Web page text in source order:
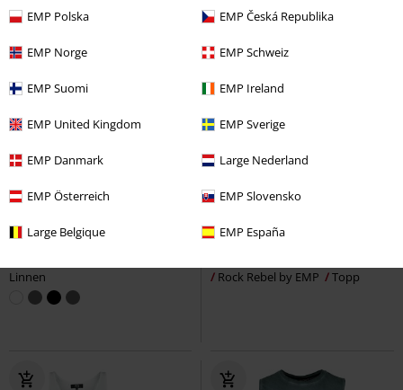
EMP Polska EMP Česká Republika
EMP Norge EMP Schweiz
EMP Suomi EMP Ireland
EMP United Kingdom EMP Sverige
EMP Danmark Large Nederland
EMP Österreich EMP Slovensko
Large Belgique EMP España
66% RABATT
Exklusiv
135:-
Linnen
52% RABATT
Exklusiv
Från191:-
Rock Rebel by EMP
Topp